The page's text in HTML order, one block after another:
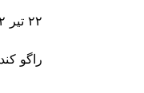
۲۲ تیر ۲۵۸۲ شاهنشاهی (۱۴۰۲ خورشیدی)
راگو